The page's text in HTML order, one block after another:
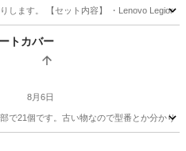
します。 【セット内容】 ・Lenovo Legion
ソコン
トカバー
8月6日
で21個です。古い物なので型番とか分かり